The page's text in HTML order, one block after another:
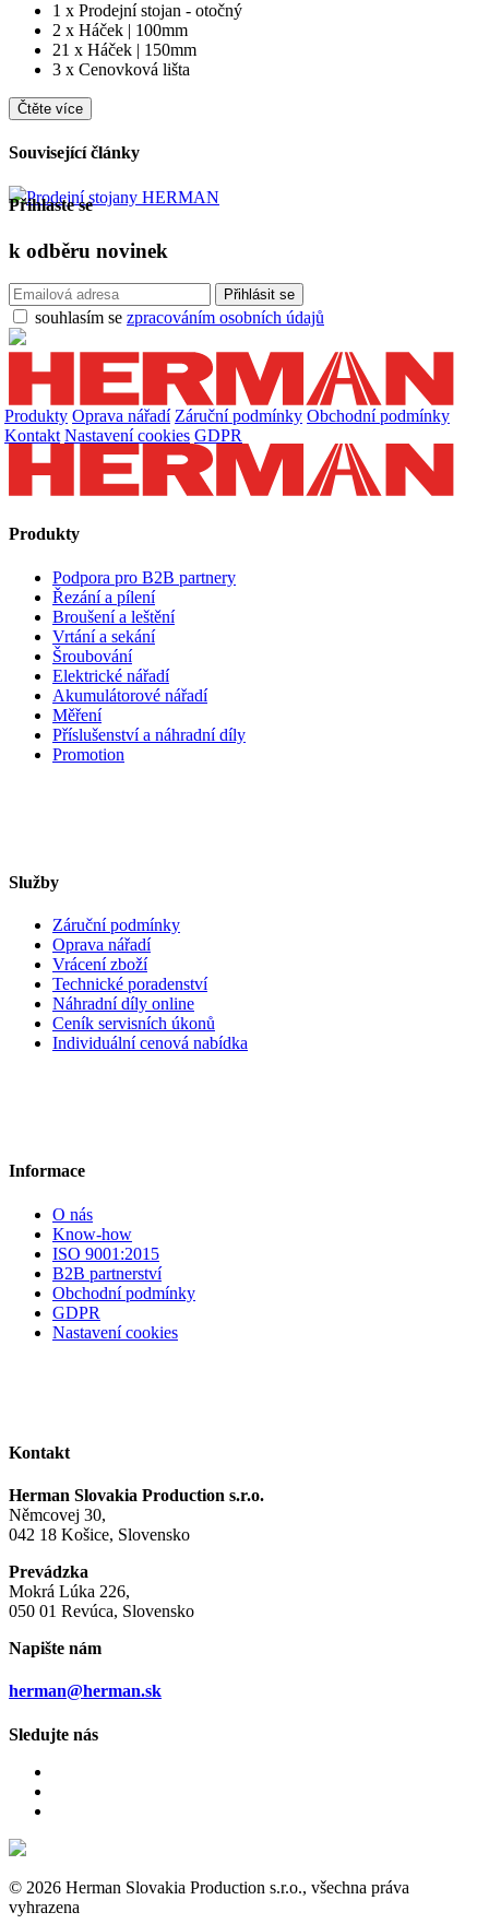
1 x Prodejní stojan - otočný
2 x Háček | 100mm
21 x Háček | 150mm
3 x Cenovková lišta
Čtěte více
Související články
Prodejní stojany HERMAN
Přihlaste se
k odběru novinek
souhlasím se zpracováním osobních údajů
Produkty Oprava nářadí Záruční podmínky Obchodní podmínky
Kontakt Nastavení cookies GDPR
Produkty
Podpora pro B2B partnery
Řezání a pílení
Broušení a leštění
Vrtání a sekání
Šroubování
Elektrické nářadí
Akumulátorové nářadí
Měření
Příslušenství a náhradní díly
Promotion
Služby
Záruční podmínky
Oprava nářadí
Vrácení zboží
Technické poradenství
Náhradní díly online
Ceník servisních úkonů
Individuální cenová nabídka
Informace
O nás
Know-how
ISO 9001:2015
B2B partnerství
Obchodní podmínky
GDPR
Nastavení cookies
Kontakt
Herman Slovakia Production s.r.o.
Němcovej 30,
042 18 Košice, Slovensko
Prevádzka
Mokrá Lúka 226,
050 01 Revúca, Slovensko
Napište nám
herman@herman.sk
Sledujte nás
© 2026 Herman Slovakia Production s.r.o., všechna práva
vyhrazena